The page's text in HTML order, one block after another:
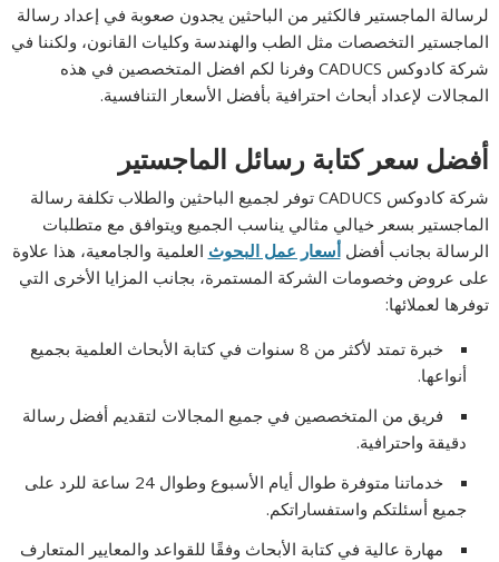
لرسالة الماجستير فالكثير من الباحثين يجدون صعوبة في إعداد رسالة
الماجستير التخصصات مثل الطب والهندسة وكليات القانون، ولكننا في
شركة كادوكس CADUCS وفرنا لكم افضل المتخصصين في هذه
المجالات لإعداد أبحاث احترافية بأفضل الأسعار التنافسية.
أفضل سعر كتابة رسائل الماجستير
شركة كادوكس CADUCS توفر لجميع الباحثين والطلاب تكلفة رسالة
الماجستير بسعر خيالي مثالي يناسب الجميع ويتوافق مع متطلبات
الرسالة بجانب أفضلأسعار عمل البحوث العلمية والجامعية، هذا علاوة
على عروض وخصومات الشركة المستمرة، بجانب المزايا الأخرى التي
توفرها لعملائها:
خبرة تمتد لأكثر من 8 سنوات في كتابة الأبحاث العلمية بجميع
أنواعها.
فريق من المتخصصين في جميع المجالات لتقديم أفضل رسالة
دقيقة واحترافية.
خدماتنا متوفرة طوال أيام الأسبوع وطوال 24 ساعة للرد على
جميع أسئلتكم واستفساراتكم.
مهارة عالية في كتابة الأبحاث وفقًا للقواعد والمعايير المتعارف